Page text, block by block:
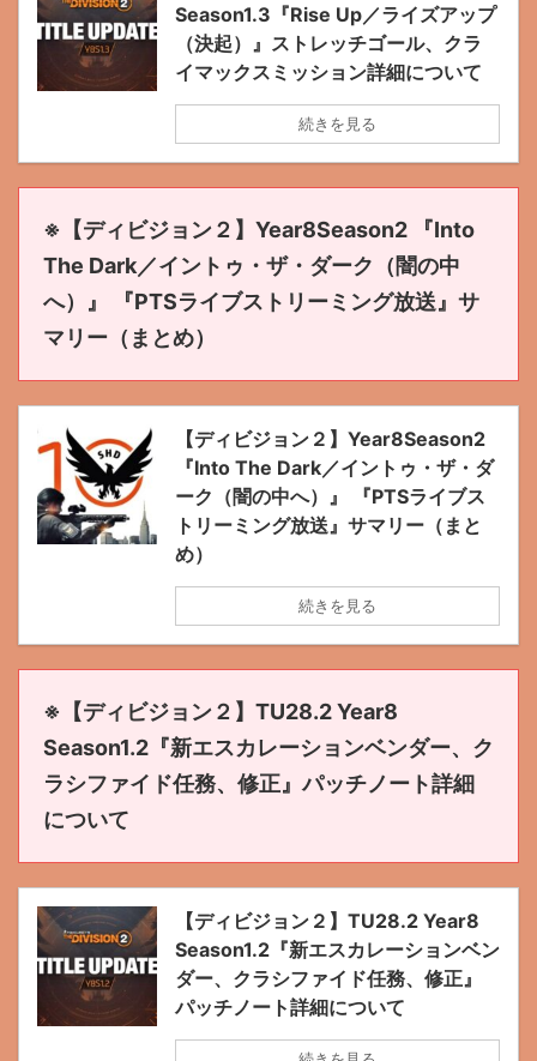
Season1.3『Rise Up／ライズアップ
（決起）』ストレッチゴール、クラ
イマックスミッション詳細について
続きを見る
※【ディビジョン２】Year8Season2 『Into
The Dark／イントゥ・ザ・ダーク（闇の中
へ）』 『PTSライブストリーミング放送』サ
マリー（まとめ）
【ディビジョン２】Year8Season2
『Into The Dark／イントゥ・ザ・ダ
ーク（闇の中へ）』 『PTSライブス
トリーミング放送』サマリー（まと
め）
続きを見る
※【ディビジョン２】TU28.2 Year8
Season1.2『新エスカレーションベンダー、ク
ラシファイド任務、修正』パッチノート詳細
について
【ディビジョン２】TU28.2 Year8
Season1.2『新エスカレーションベン
ダー、クラシファイド任務、修正』
パッチノート詳細について